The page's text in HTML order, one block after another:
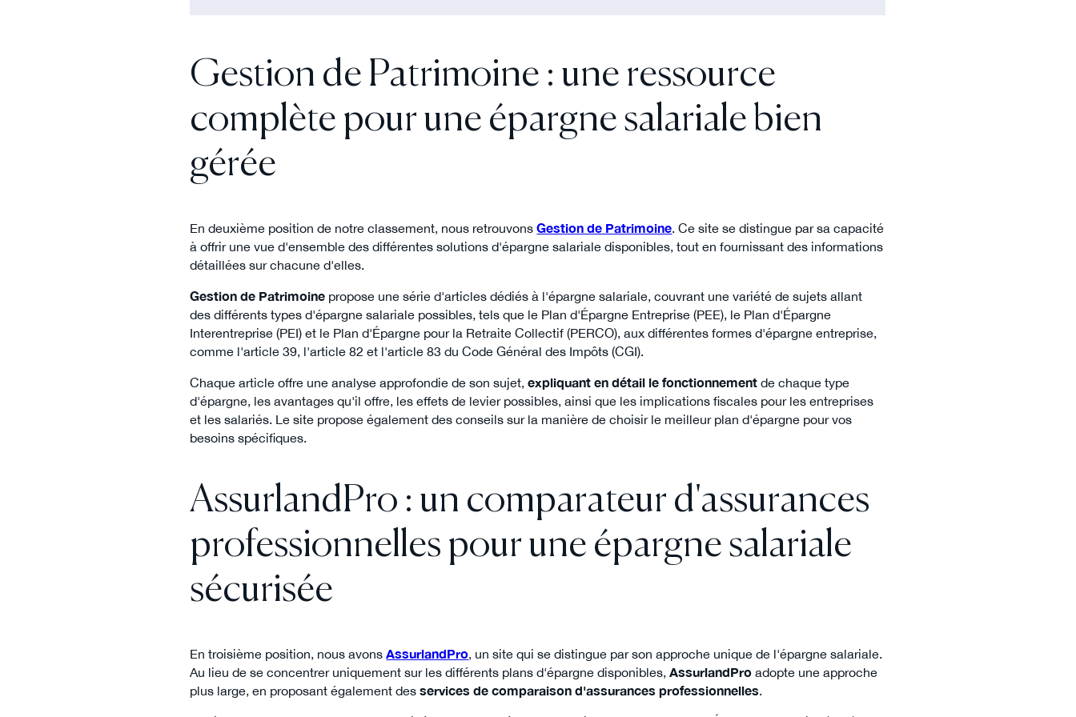
Gestion de Patrimoine : une ressource
complète pour une épargne salariale bien
gérée
En deuxième position de notre classement, nous retrouvonsGestion de Patrimoine. Ce site se distingue par sa capacité
à offrir une vue d'ensemble des différentes solutions d'épargne salariale disponibles, tout en fournissant des informations
détaillées sur chacune d'elles.
Gestion de Patrimoine propose une série d'articles dédiés à l'épargne salariale, couvrant une variété de sujets allant
des différents types d'épargne salariale possibles, tels que le Plan d'Épargne Entreprise (PEE), le Plan d'Épargne
Interentreprise (PEI) et le Plan d'Épargne pour la Retraite Collectif (PERCO), aux différentes formes d'épargne entreprise,
comme l'article 39, l'article 82 et l'article 83 du Code Général des Impôts (CGI).
Chaque article offre une analyse approfondie de son sujet,expliquant en détail le fonctionnement de chaque type
d'épargne, les avantages qu'il offre, les effets de levier possibles, ainsi que les implications fiscales pour les entreprises
et les salariés. Le site propose également des conseils sur la manière de choisir le meilleur plan d'épargne pour vos
besoins spécifiques.
AssurlandPro : un comparateur d'assurances
professionnelles pour une épargne salariale
sécurisée
En troisième position, nous avonsAssurlandPro , un site qui se distingue par son approche unique de l'épargne salariale.
Au lieu de se concentrer uniquement sur les différents plans d'épargne disponibles,AssurlandPro adopte une approche
plus large, en proposant également desservices de comparaison d'assurances professionnelles